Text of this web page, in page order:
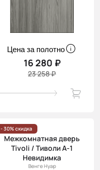
Цена за полотно
16 280 ₽
23 258 ₽
- 30% скидка
Межкомнатная дверь
Tivoli / Тиволи А-1
Невидимка
Венге Нуар